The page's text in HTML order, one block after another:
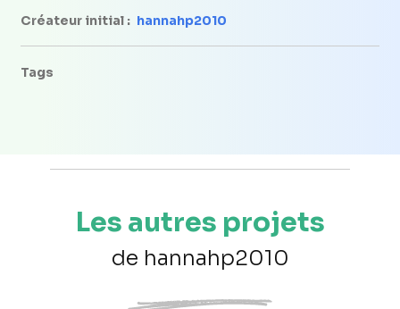
Créateur initial : hannahp2010
Tags
Les autres projets
de hannahp2010